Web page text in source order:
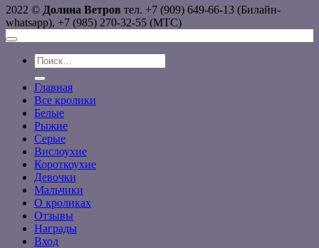
2022 © Долина Ветров тел. +7 (909) 649-66-13 (Билайн-
whatsapp), +7 (985) 270-32-55 (МТС)
Искать:
Главная
Все кролики
Белые
Рыжие
Серые
Вислоухие
Короткоухие
Девочки
Мальчики
О кроликах
Отзывы
Награды
Вход